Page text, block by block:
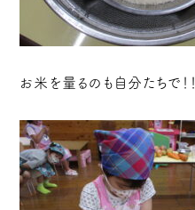
お米を量るのも自分たちで！！